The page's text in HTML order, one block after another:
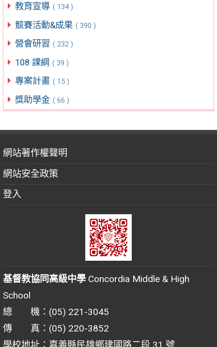
教育宣導 ( 134 )
競賽活動&成果 ( 390 )
營會研習 ( 232 )
108 課綱 ( 39 )
專案計畫 ( 15 )
獎助學金 ( 66 )
網站著作權聲明
網站安全政策
登入
基督教協同高級中學 Concordia Middle & High
School
總 機：(05) 221-3045
傳 真：(05) 220-3852
學校地址：嘉義縣民雄鄉建國路二段 31 號